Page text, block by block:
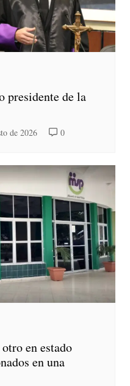
presidente de la
de 2026 0
en estado
en una